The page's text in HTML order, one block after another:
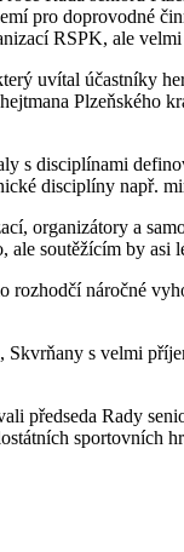
pro doprovodné
RSPK, ale
uvítal účastníky
s disciplínami
disciplíny např.
organizátory a
soutěžícím by asi
náročné
s velmi
předseda Rady
sportovních